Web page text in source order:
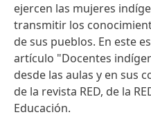
ejercen las mujeres
transmitir los
de sus pueblos. En este
artículo "Docentes
desde las aulas y en sus
de la revista RED, de la
Educación.